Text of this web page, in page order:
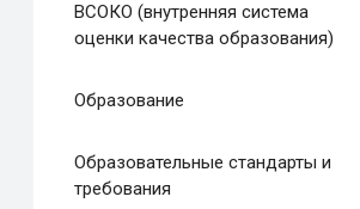
ВСОКО (внутренняя система
оценки качества образования)
Образование
Образовательные стандарты и
требования